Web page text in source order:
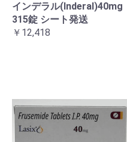
インデラル(Inderal)40mg
315錠 シート発送
￥12,418